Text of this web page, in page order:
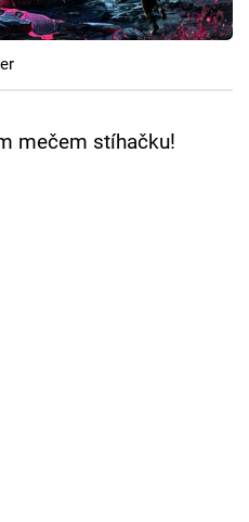
mečem stíhačku!